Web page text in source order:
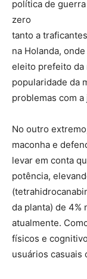
política de
zero
tanto a
na Holanda,
eleito prefeito da
popularidade da
problemas com a
No outro
maconha e
levar em conta
potência,
da planta) de 4%
atualmente.
físicos e
usuários casuais